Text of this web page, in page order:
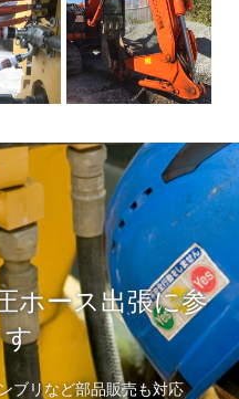
ホース出張に参
す
ブリなど部品販売も対応